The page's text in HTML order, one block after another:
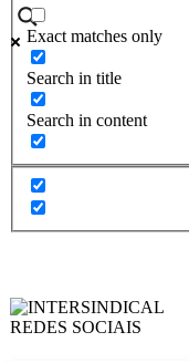
Exact matches only
Search in title
Search in content